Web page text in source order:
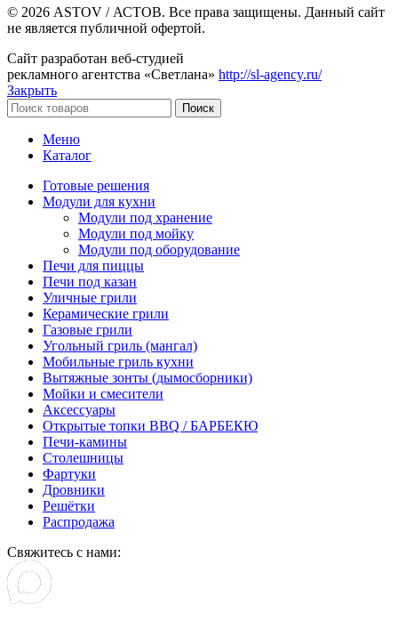
© 2026 ASTOV / АСТОВ. Все права защищены. Данный сайт
не является публичной офертой.
Сайт разработан веб-студией
рекламного агентства «Светлана» http://sl-agency.ru/
Закрыть
Поиск
Меню
Каталог
Готовые решения
Модули для кухни
Модули под хранение
Модули под мойку
Модули под оборудование
Печи для пиццы
Печи под казан
Уличные грили
Керамические грили
Газовые грили
Угольный гриль (мангал)
Мобильные гриль кухни
Вытяжные зонты (дымосборники)
Мойки и смесители
Аксессуары
Открытые топки BBQ / БАРБЕКЮ
Печи-камины
Столешницы
Фартуки
Дровники
Решётки
Распродажа
Свяжитесь с нами: